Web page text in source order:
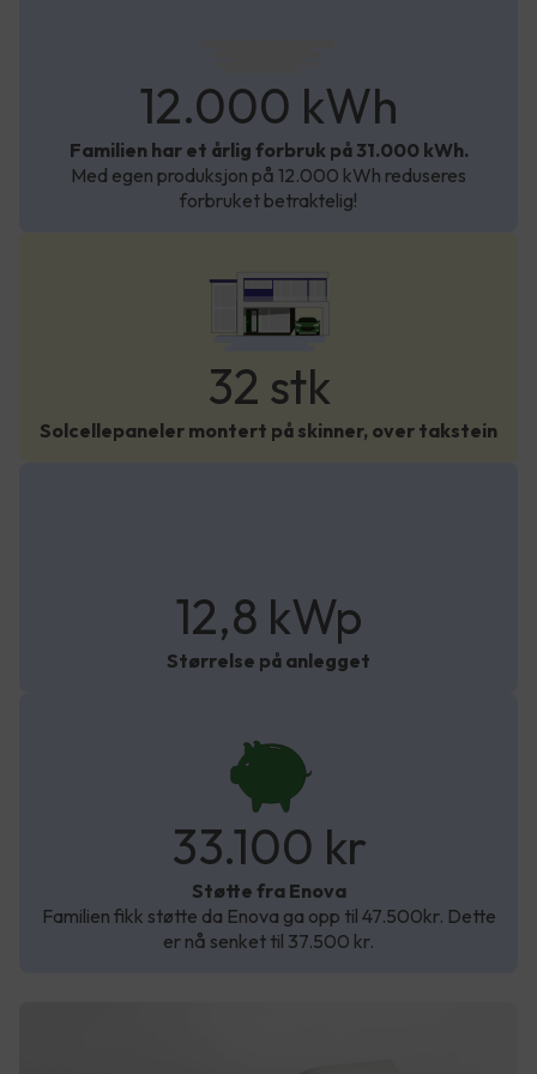
12.000 kWh
Familien har et årlig forbruk på 31.000 kWh.
Med egen produksjon på 12.000 kWh reduseres
forbruket betraktelig!
32 stk
Solcellepaneler montert på skinner, over takstein
12,8 kWp
Størrelse på anlegget
33.100 kr
Støtte fra Enova
Familien fikk støtte da Enova ga opp til 47.500kr. Dette
er nå senket til 37.500 kr.